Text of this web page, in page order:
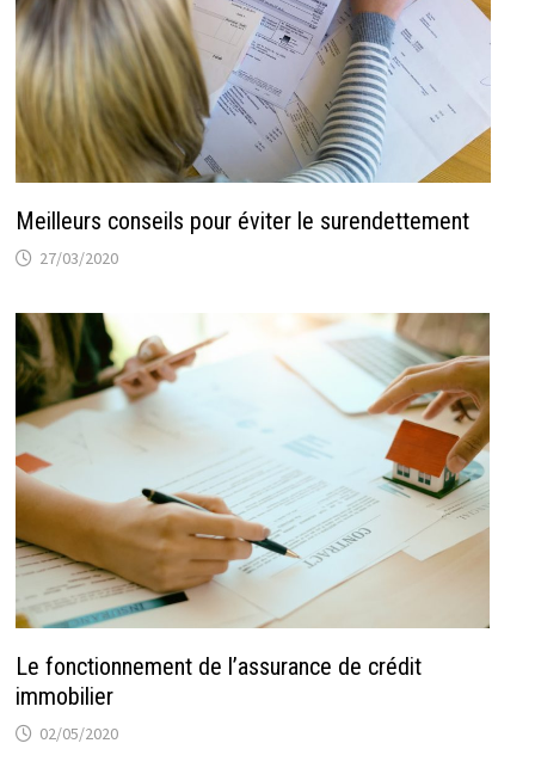
Meilleurs conseils pour éviter le surendettement
27/03/2020
Le fonctionnement de l’assurance de crédit
immobilier
02/05/2020